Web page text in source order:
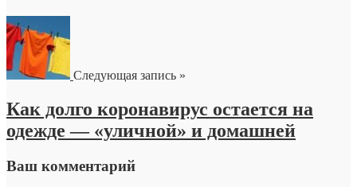
Следующая запись »
Как долго коронавирус остается на
одежде — «уличной» и домашней
Ваш комментарий